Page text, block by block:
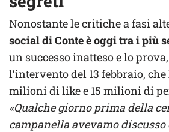
Nonostante le critiche a fasi
social di Conte è oggi tra i più
un successo inatteso e lo
l’intervento del 13 febbraio,
milioni di like e 15 milioni di
«Qualche giorno prima della
campanella avevamo